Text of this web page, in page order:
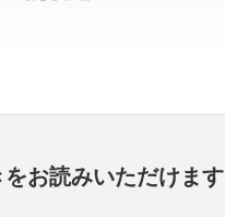
お読みいただけます